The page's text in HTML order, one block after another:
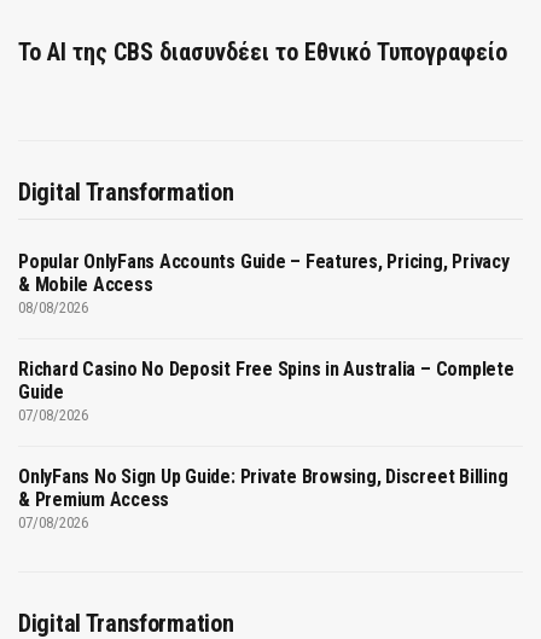
Το AI της CBS διασυνδέει το Εθνικό Τυπογραφείο
Digital Transformation
Popular OnlyFans Accounts Guide – Features, Pricing, Privacy
& Mobile Access
08/08/2026
Richard Casino No Deposit Free Spins in Australia – Complete
Guide
07/08/2026
OnlyFans No Sign Up Guide: Private Browsing, Discreet Billing
& Premium Access
07/08/2026
Digital Transformation